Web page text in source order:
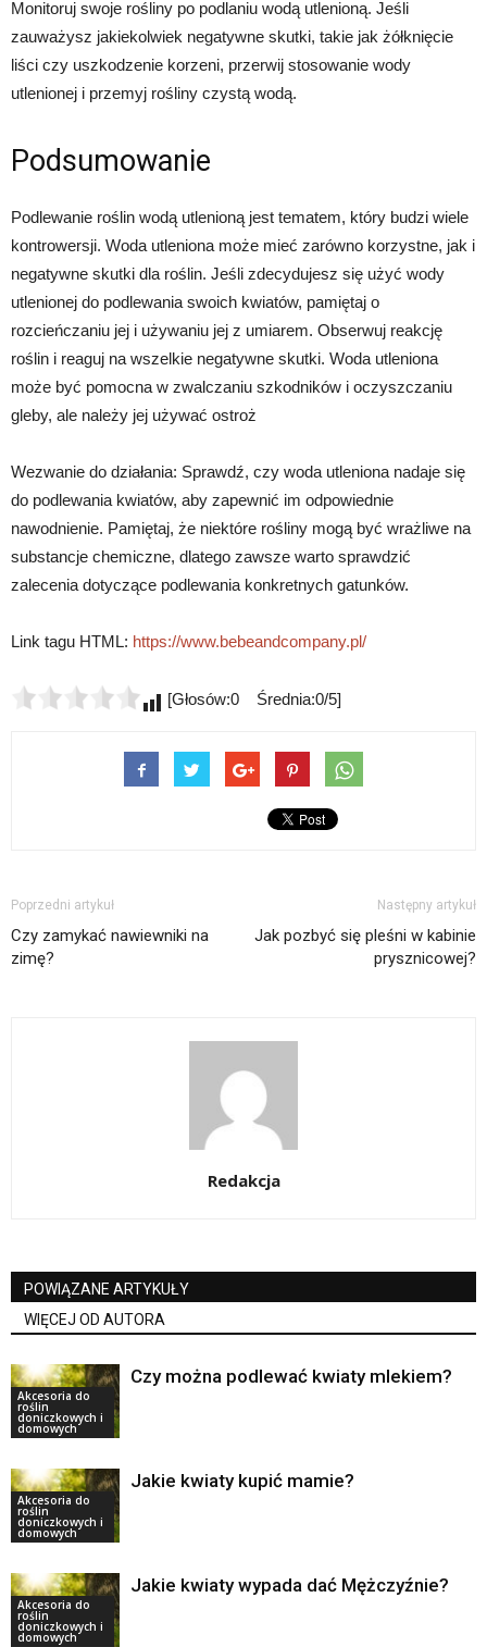
Monitoruj swoje rośliny po podlaniu wodą utlenioną. Jeśli
zauważysz jakiekolwiek negatywne skutki, takie jak żółknięcie
liści czy uszkodzenie korzeni, przerwij stosowanie wody
utlenionej i przemyj rośliny czystą wodą.
Podsumowanie
Podlewanie roślin wodą utlenioną jest tematem, który budzi wiele
kontrowersji. Woda utleniona może mieć zarówno korzystne, jak i
negatywne skutki dla roślin. Jeśli zdecydujesz się użyć wody
utlenionej do podlewania swoich kwiatów, pamiętaj o
rozcieńczaniu jej i używaniu jej z umiarem. Obserwuj reakcję
roślin i reaguj na wszelkie negatywne skutki. Woda utleniona
może być pomocna w zwalczaniu szkodników i oczyszczaniu
gleby, ale należy jej używać ostroż
Wezwanie do działania: Sprawdź, czy woda utleniona nadaje się
do podlewania kwiatów, aby zapewnić im odpowiednie
nawodnienie. Pamiętaj, że niektóre rośliny mogą być wrażliwe na
substancje chemiczne, dlatego zawsze warto sprawdzić
zalecenia dotyczące podlewania konkretnych gatunków.
Link tagu HTML: https://www.bebeandcompany.pl/
[Głosów:0 Średnia:0/5]
Poprzedni artykuł
Czy zamykać nawiewniki na
zimę?
Następny artykuł
Jak pozbyć się pleśni w kabinie
prysznicowej?
Redakcja
POWIĄZANE ARTYKUŁY
WIĘCEJ OD AUTORA
Akcesoria do
roślin
doniczkowych i
domowych
Czy można podlewać kwiaty mlekiem?
Akcesoria do
roślin
doniczkowych i
domowych
Jakie kwiaty kupić mamie?
Akcesoria do
roślin
doniczkowych i
domowych
Jakie kwiaty wypada dać Mężczyźnie?